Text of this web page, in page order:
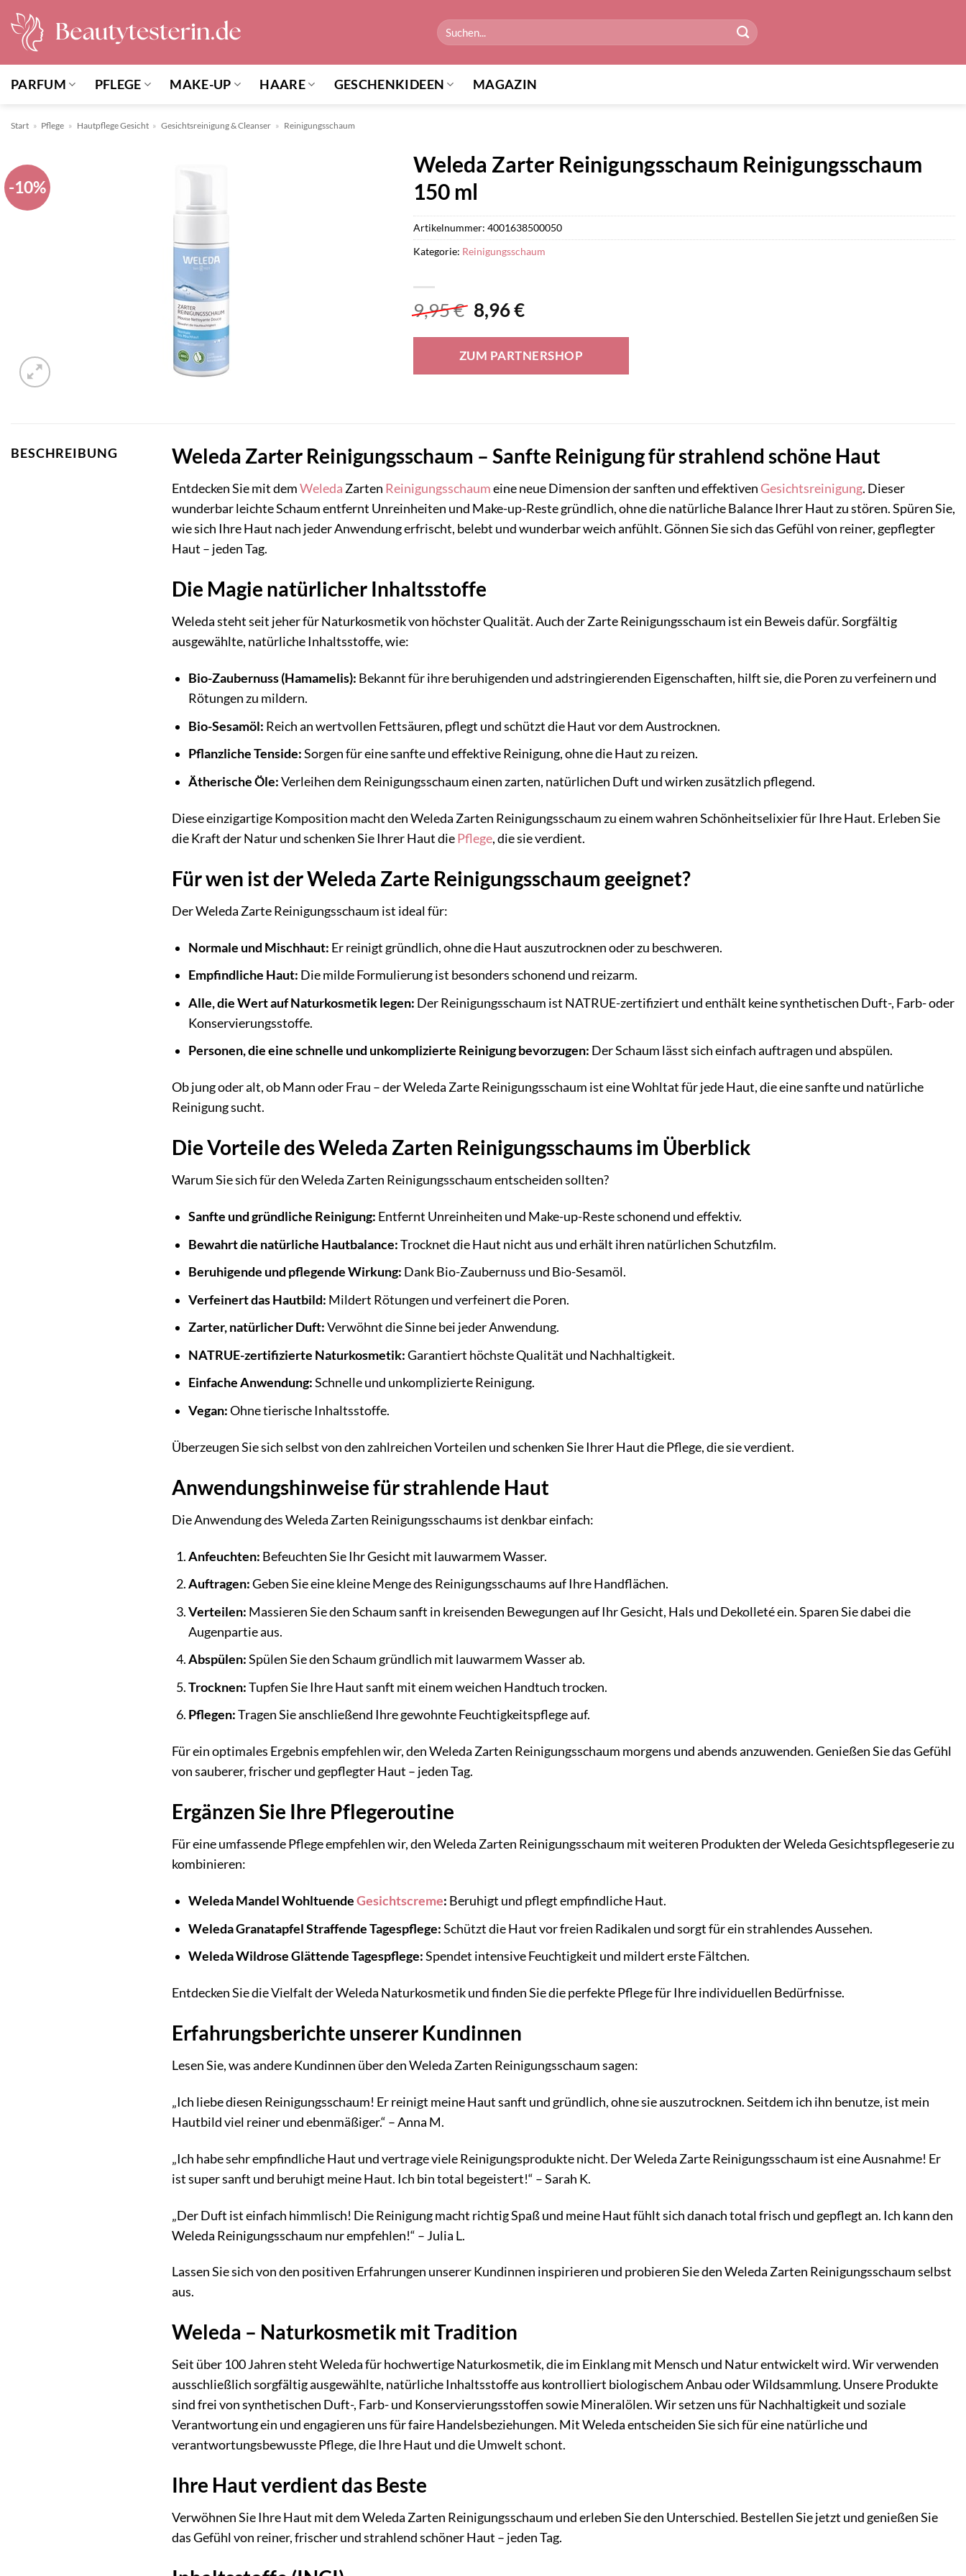
Inhalt
springen
Suchen
nach:
PARFUM PFLEGE MAKE-UP HAARE GESCHENKIDEEN MAGAZIN
Start » Pflege » Hautpflege Gesicht » Gesichtsreinigung & Cleanser » Reinigungsschaum
-10%
Weleda Zarter Reinigungsschaum Reinigungsschaum
150 ml
9,95€ Ursprünglicher
war:
9,95 €
8,96€Aktueller
ist:
8,96 €.
ZUM PARTNERSHOP
Artikelnummer: 4001638500050
Kategorie: Reinigungsschaum
BESCHREIBUNG Weleda Zarter Reinigungsschaum – Sanfte Reinigung für strahlend schöne Haut
Entdecken Sie mit demWeledaZarten Reinigungsschaumeine neue Dimension der sanften und effektivenGesichtsreinigung. Dieser
wunderbar leichte Schaum entfernt Unreinheiten und Make-up-Reste gründlich, ohne die natürliche Balance Ihrer Haut zu stören. Spüren Sie,
wie sich Ihre Haut nach jeder Anwendung erfrischt, belebt und wunderbar weich anfühlt. Gönnen Sie sich das Gefühl von reiner, gepflegter
Haut – jeden Tag.
Die Magie natürlicher Inhaltsstoffe
Weleda steht seit jeher für Naturkosmetik von höchster Qualität. Auch der Zarte Reinigungsschaum ist ein Beweis dafür. Sorgfältig
ausgewählte, natürliche Inhaltsstoffe, wie:
Bio-Zaubernuss (Hamamelis): Bekannt für ihre beruhigenden und adstringierenden Eigenschaften, hilft sie, die Poren zu verfeinern und
Rötungen zu mildern.
Bio-Sesamöl: Reich an wertvollen Fettsäuren, pflegt und schützt die Haut vor dem Austrocknen.
Pflanzliche Tenside:Sorgen für eine sanfte und effektive Reinigung, ohne die Haut zu reizen.
Ätherische Öle:Verleihen dem Reinigungsschaum einen zarten, natürlichen Duft und wirken zusätzlich pflegend.
Diese einzigartige Komposition macht den Weleda Zarten Reinigungsschaum zu einem wahren Schönheitselixier für Ihre Haut. Erleben Sie
die Kraft der Natur und schenken Sie Ihrer Haut diePflege, die sie verdient.
Für wen ist der Weleda Zarte Reinigungsschaum geeignet?
Der Weleda Zarte Reinigungsschaum ist ideal für:
Normale und Mischhaut: Er reinigt gründlich, ohne die Haut auszutrocknen oder zu beschweren.
Empfindliche Haut: Die milde Formulierung ist besonders schonend und reizarm.
Alle, die Wert auf Naturkosmetik legen: Der Reinigungsschaum ist NATRUE-zertifiziert und enthält keine synthetischen Duft-, Farb- oder
Konservierungsstoffe.
Personen, die eine schnelle und unkomplizierte Reinigung bevorzugen: Der Schaum lässt sich einfach auftragen und abspülen.
Ob jung oder alt, ob Mann oder Frau – der Weleda Zarte Reinigungsschaum ist eine Wohltat für jede Haut, die eine sanfte und natürliche
Reinigung sucht.
Die Vorteile des Weleda Zarten Reinigungsschaums im Überblick
Warum Sie sich für den Weleda Zarten Reinigungsschaum entscheiden sollten?
Sanfte und gründliche Reinigung: Entfernt Unreinheiten und Make-up-Reste schonend und effektiv.
Bewahrt die natürliche Hautbalance:Trocknet die Haut nicht aus und erhält ihren natürlichen Schutzfilm.
Beruhigende und pflegende Wirkung: Dank Bio-Zaubernuss und Bio-Sesamöl.
Verfeinert das Hautbild: Mildert Rötungen und verfeinert die Poren.
Zarter, natürlicher Duft:Verwöhnt die Sinne bei jeder Anwendung.
NATRUE-zertifizierte Naturkosmetik:Garantiert höchste Qualität und Nachhaltigkeit.
Einfache Anwendung:Schnelle und unkomplizierte Reinigung.
Vegan:Ohne tierische Inhaltsstoffe.
Überzeugen Sie sich selbst von den zahlreichen Vorteilen und schenken Sie Ihrer Haut die Pflege, die sie verdient.
Anwendungshinweise für strahlende Haut
Die Anwendung des Weleda Zarten Reinigungsschaums ist denkbar einfach:
Anfeuchten: Befeuchten Sie Ihr Gesicht mit lauwarmem Wasser.
Auftragen:Geben Sie eine kleine Menge des Reinigungsschaums auf Ihre Handflächen.
Verteilen: Massieren Sie den Schaum sanft in kreisenden Bewegungen auf Ihr Gesicht, Hals und Dekolleté ein. Sparen Sie dabei die
Augenpartie aus.
Abspülen:Spülen Sie den Schaum gründlich mit lauwarmem Wasser ab.
Trocknen:Tupfen Sie Ihre Haut sanft mit einem weichen Handtuch trocken.
Pflegen:Tragen Sie anschließend Ihre gewohnte Feuchtigkeitspflege auf.
Für ein optimales Ergebnis empfehlen wir, den Weleda Zarten Reinigungsschaum morgens und abends anzuwenden. Genießen Sie das Gefühl
von sauberer, frischer und gepflegter Haut – jeden Tag.
Ergänzen Sie Ihre Pflegeroutine
Für eine umfassende Pflege empfehlen wir, den Weleda Zarten Reinigungsschaum mit weiteren Produkten der Weleda Gesichtspflegeserie zu
kombinieren:
Weleda Mandel WohltuendeGesichtscreme: Beruhigt und pflegt empfindliche Haut.
Weleda Granatapfel Straffende Tagespflege:Schützt die Haut vor freien Radikalen und sorgt für ein strahlendes Aussehen.
Weleda Wildrose Glättende Tagespflege:Spendet intensive Feuchtigkeit und mildert erste Fältchen.
Entdecken Sie die Vielfalt der Weleda Naturkosmetik und finden Sie die perfekte Pflege für Ihre individuellen Bedürfnisse.
Erfahrungsberichte unserer Kundinnen
Lesen Sie, was andere Kundinnen über den Weleda Zarten Reinigungsschaum sagen:
„Ich liebe diesen Reinigungsschaum! Er reinigt meine Haut sanft und gründlich, ohne sie auszutrocknen. Seitdem ich ihn benutze, ist mein
Hautbild viel reiner und ebenmäßiger.“ – Anna M.
„Ich habe sehr empfindliche Haut und vertrage viele Reinigungsprodukte nicht. Der Weleda Zarte Reinigungsschaum ist eine Ausnahme! Er
ist super sanft und beruhigt meine Haut. Ich bin total begeistert!“ – Sarah K.
„Der Duft ist einfach himmlisch! Die Reinigung macht richtig Spaß und meine Haut fühlt sich danach total frisch und gepflegt an. Ich kann den
Weleda Reinigungsschaum nur empfehlen!“ – Julia L.
Lassen Sie sich von den positiven Erfahrungen unserer Kundinnen inspirieren und probieren Sie den Weleda Zarten Reinigungsschaum selbst
aus.
Weleda – Naturkosmetik mit Tradition
Seit über 100 Jahren steht Weleda für hochwertige Naturkosmetik, die im Einklang mit Mensch und Natur entwickelt wird. Wir verwenden
ausschließlich sorgfältig ausgewählte, natürliche Inhaltsstoffe aus kontrolliert biologischem Anbau oder Wildsammlung. Unsere Produkte
sind frei von synthetischen Duft-, Farb- und Konservierungsstoffen sowie Mineralölen. Wir setzen uns für Nachhaltigkeit und soziale
Verantwortung ein und engagieren uns für faire Handelsbeziehungen. Mit Weleda entscheiden Sie sich für eine natürliche und
verantwortungsbewusste Pflege, die Ihre Haut und die Umwelt schont.
Ihre Haut verdient das Beste
Verwöhnen Sie Ihre Haut mit dem Weleda Zarten Reinigungsschaum und erleben Sie den Unterschied. Bestellen Sie jetzt und genießen Sie
das Gefühl von reiner, frischer und strahlend schöner Haut – jeden Tag.